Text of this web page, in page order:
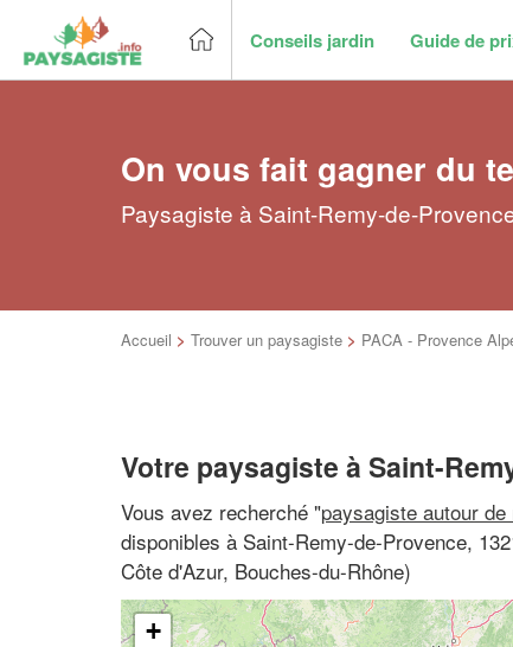
Conseils jardin Guide de
On vous fait gagner du
Paysagiste à Saint-Remy-de-
Accueil > Trouver un paysagiste > PACA - Provence
Votre paysagiste à Saint-
Vous avez recherché "paysagiste autour de
disponibles à Saint-Remy-de-Provence,
Côte d'Azur, Bouches-du-Rhône)
+